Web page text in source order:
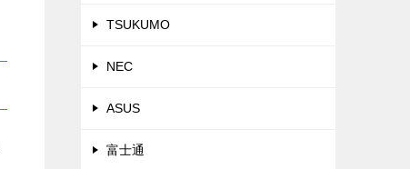
TSUKUMO
NEC
ASUS
富士通